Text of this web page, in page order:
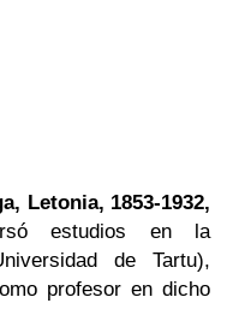
Letonia, 1853-1932,
estudios en la
de Tartu),
profesor en dicho